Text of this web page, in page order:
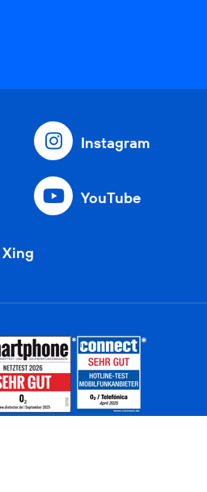
Instagram
YouTube
Xing